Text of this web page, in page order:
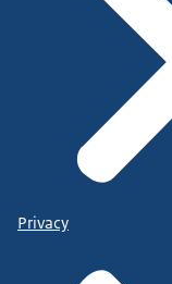
Privacy